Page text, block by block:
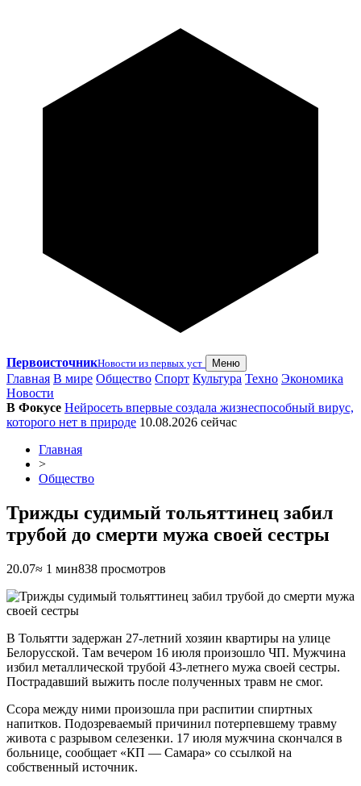
ПервоисточникНовости из первых уст Меню
Главная В мире Общество Спорт Культура Техно Экономика
Новости
В Фокусе Нейросеть впервые создала жизнеспособный вирус,
которого нет в природе 10.08.2026 сейчас
Главная
>
Общество
Трижды судимый тольяттинец забил
трубой до смерти мужа своей сестры
20.07≈ 1 мин838 просмотров
В Тольятти задержан 27-летний хозяин квартиры на улице
Белорусской. Там вечером 16 июля произошло ЧП. Мужчина
избил металлической трубой 43-летнего мужа своей сестры.
Пострадавший выжить после полученных травм не смог.
Ссора между ними произошла при распитии спиртных
напитков. Подозреваемый причинил потерпевшему травму
живота с разрывом селезенки. 17 июля мужчина скончался в
больнице, сообщает «КП — Самара» со ссылкой на
собственный источник.